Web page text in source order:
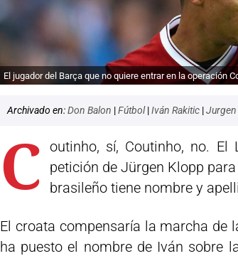
El jugador del Barça que no quiere entrar en la operación
Archivado en:Don Balon |Fútbol|Iván Rakitic |
C
outinho, sí, Coutinho, no.
petición de Jürgen Klopp
brasileño tiene nombre y
El croata compensaría la marcha de
ha puesto el nombre de Iván sobre